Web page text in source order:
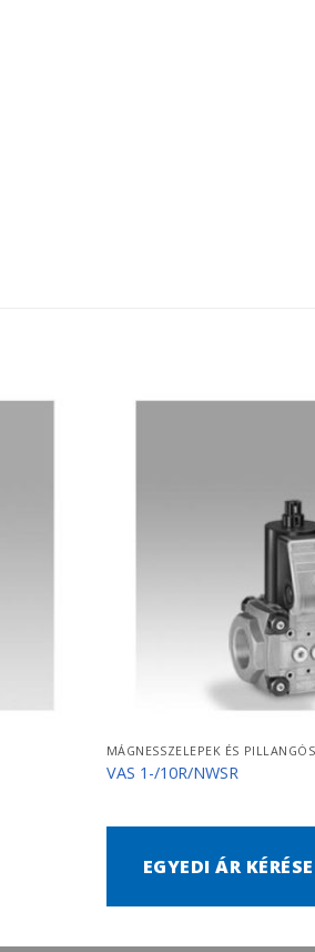
MÁGNESSZELEPEK ÉS
VAS 1-/10R/NWSR
EGYEDI ÁR KÉRÉSE